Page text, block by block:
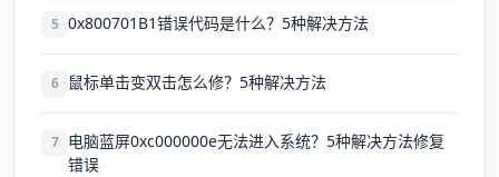
5 0x800701B1错误代码是什么？5种解决方法
6 鼠标单击变双击怎么修？5种解决方法
7 电脑蓝屏0xc000000e无法进入系统？5种解决方法修复
错误